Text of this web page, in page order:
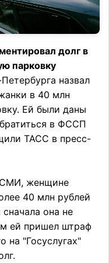
долг в
парковку
назвал
в 40 млн
Ей были даны
в ФССП
ТАСС в пресс-
СМИ, женщине
40 млн рублей
она не
ей пришел штраф
на "Госуслугах"